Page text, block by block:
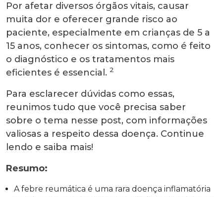
Por afetar diversos órgãos vitais, causar
muita dor e oferecer grande risco ao
paciente, especialmente em crianças de 5 a
15 anos, conhecer os sintomas, como é feito
o diagnóstico e os tratamentos mais
eficientes é essencial. 2
Para esclarecer dúvidas como essas,
reunimos tudo que você precisa saber
sobre o tema nesse post, com informações
valiosas a respeito dessa doença. Continue
lendo e saiba mais!
Resumo:
A febre reumática é uma rara doença inflamatória